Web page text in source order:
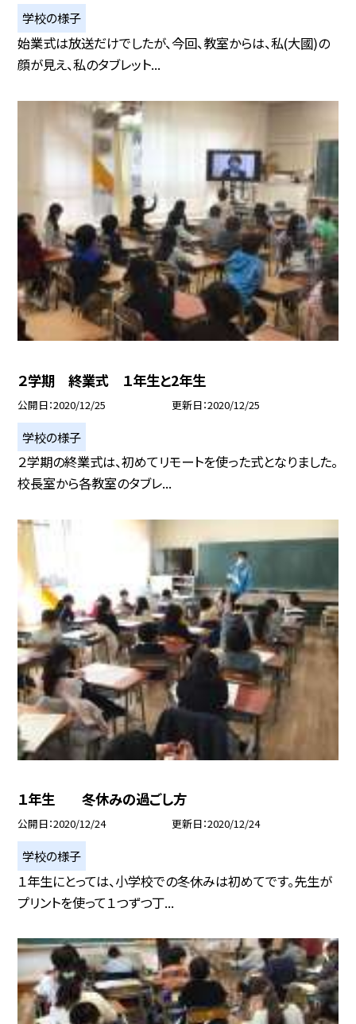
学校の様子
始業式は放送だけでしたが、今回、教室からは、私(大國)の
顔が見え、私のタブレット...
２学期 終業式 １年生と2年生
公開日 2020/12/25 更新日 2020/12/25
学校の様子
２学期の終業式は、初めてリモートを使った式となりました。
校長室から各教室のタブレ...
１年生 冬休みの過ごし方
公開日 2020/12/24 更新日 2020/12/24
学校の様子
１年生にとっては、小学校での冬休みは初めてです。先生が
プリントを使って１つずつ丁...